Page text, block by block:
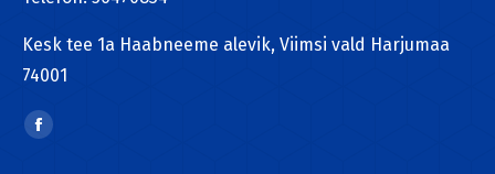
Kesk tee 1a Haabneeme alevik, Viimsi vald Harjumaa
74001
Find us on:
Facebook